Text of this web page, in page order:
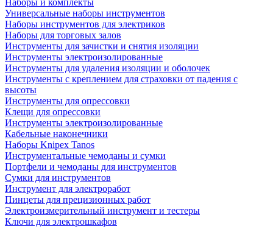
Наборы и комплекты
Универсальные наборы инструментов
Наборы инструментов для электриков
Наборы для торговых залов
Инструменты для зачистки и снятия изоляции
Инструменты электроизолированные
Инструменты для удаления изоляции и оболочек
Инструменты с креплением для страховки от падения с
высоты
Инструменты для опрессовки
Клещи для опрессовки
Инструменты электроизолированные
Кабельные наконечники
Наборы Knipex Tanos
Инструментальные чемоданы и сумки
Портфели и чемоданы для инструментов
Сумки для инструментов
Инструмент для электроработ
Пинцеты для прецизионных работ
Электроизмерительный инструмент и тестеры
Ключи для электрошкафов